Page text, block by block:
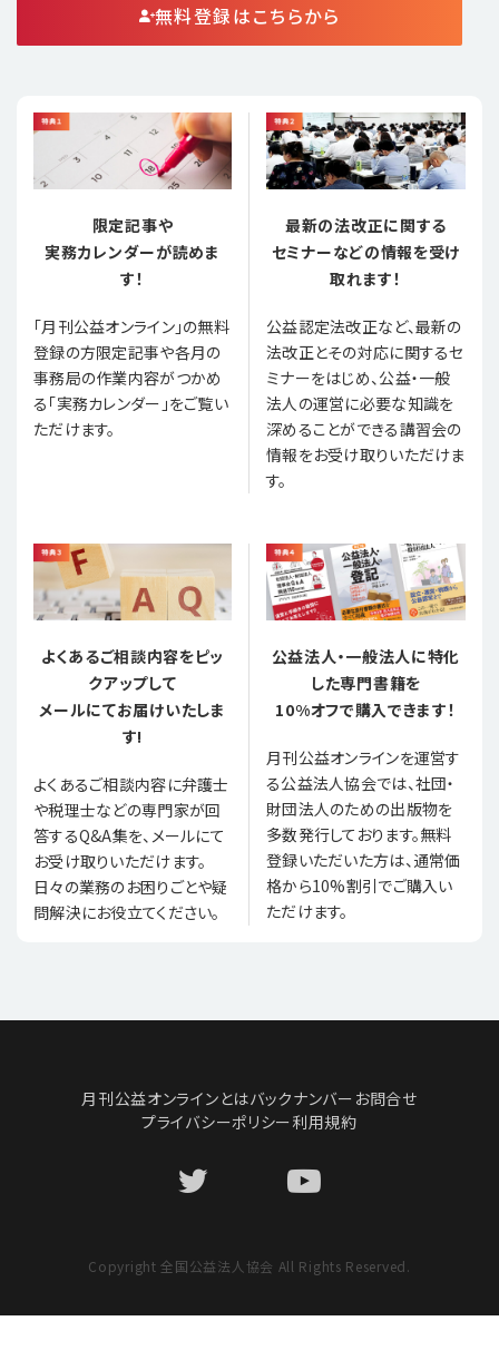
無料登録はこちらから
限定記事や
実務カレンダーが読めま
す！
「月刊公益オンライン」の無料
登録の方限定記事や各月の
事務局の作業内容がつかめ
る「実務カレンダー」をご覧い
ただけます。
最新の法改正に関する
セミナーなどの情報を受け
取れます！
公益認定法改正など、最新の
法改正とその対応に関するセ
ミナーをはじめ、公益・一般
法人の運営に必要な知識を
深めることができる講習会の
情報をお受け取りいただけま
す。
よくあるご相談内容をピッ
クアップして
メールにてお届けいたしま
す!
よくあるご相談内容に弁護士
や税理士などの専門家が回
答するQ&A集を、メールにて
お受け取りいただけます。
日々の業務のお困りごとや疑
問解決にお役立てください。
公益法人・一般法人に特化
した専門書籍を
10%オフで購入できます！
月刊公益オンラインを運営す
る公益法人協会では、社団・
財団法人のための出版物を
多数発行しております。無料
登録いただいた方は、通常価
格から10%割引でご購入い
ただけます。
月刊公益オンラインとはバックナンバー お問合せ
プライバシーポリシー利用規約
Copyright 全国公益法人協会 All Rights Reserved.